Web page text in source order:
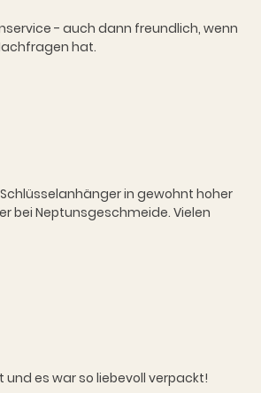
- auch dann freundlich, wenn
hat.
in gewohnt hoher
bei Neptunsgeschmeide. Vielen
und es war so liebevoll verpackt!